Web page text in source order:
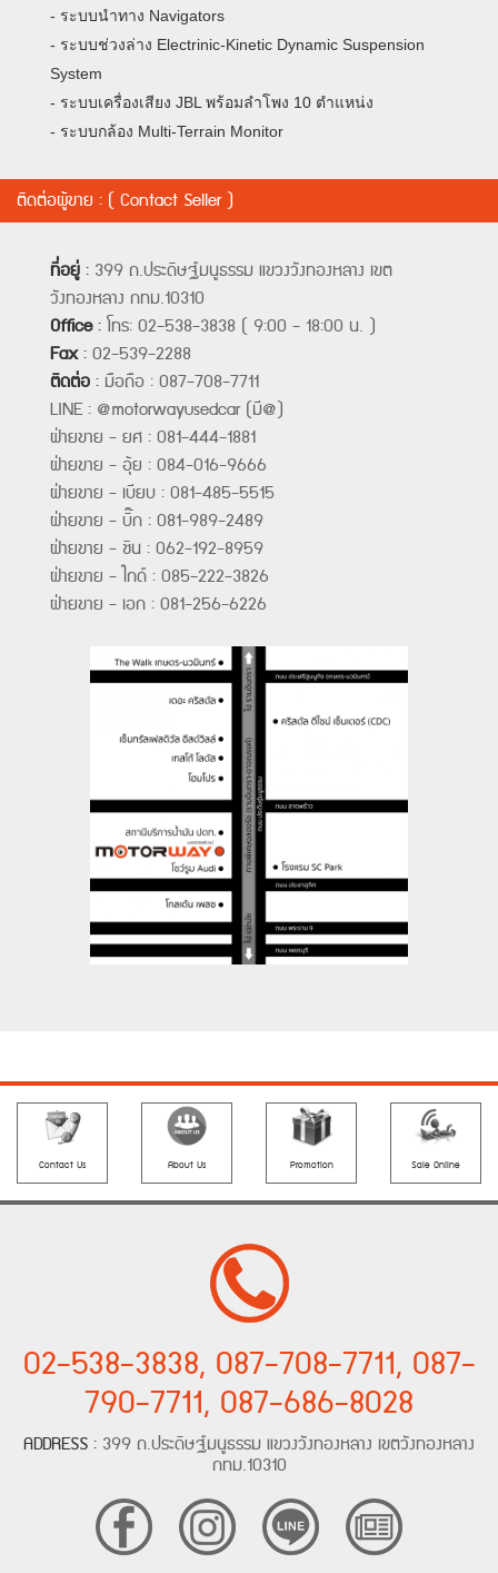
- ระบบนำทาง Navigators
- ระบบช่วงล่าง Electrinic-Kinetic Dynamic Suspension
System
- ระบบเครื่องเสียง JBL พร้อมลำโพง 10 ตำแหน่ง
- ระบบกล้อง Multi-Terrain Monitor
ติดต่อผู้ขาย : ( Contact Seller )
ที่อยู่: 399 ถ.ประดิษฐ์มนูธรรม แขวงวังทองหลาง เขต
วังทองหลาง กทม.10310
Office:โทร: 02-538-3838 ( 9:00 - 18:00 น. )
Fax:02-539-2288
ติดต่อ: มือถือ : 087-708-7711
LINE : @motorwayusedcar (มี@)
ฝ่ายขาย - ยศ : 081-444-1881
ฝ่ายขาย - อุ้ย : 084-016-9666
ฝ่ายขาย - เบียบ : 081-485-5515
ฝ่ายขาย - บิ๊ก : 081-989-2489
ฝ่ายขาย - ชิน : 062-192-8959
ฝ่ายขาย - ไกด์ : 085-222-3826
ฝ่ายขาย - เอก : 081-256-6226
Contact Us About Us Promotion Sale Online
02-538-3838, 087-708-7711, 087-
790-7711, 087-686-8028
ADDRESS : 399 ถ.ประดิษฐ์มนูธรรม แขวงวังทองหลาง เขตวังทองหลาง
กทม.10310